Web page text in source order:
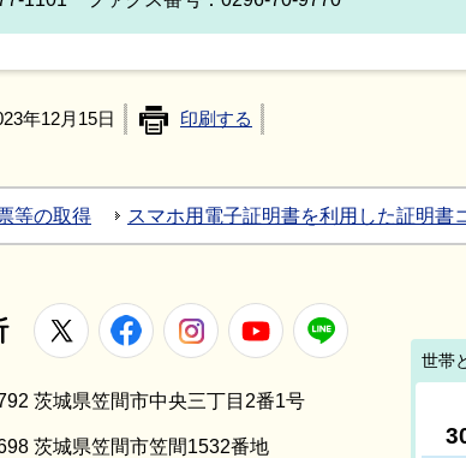
年12月15日 印刷する
等の取得 スマホ用電子証明書を利用した証明書
笠間市役所
X FacebookInstagramYoutube
茨城県笠間市中央三丁目2番1号
茨城県笠間市笠間1532番地